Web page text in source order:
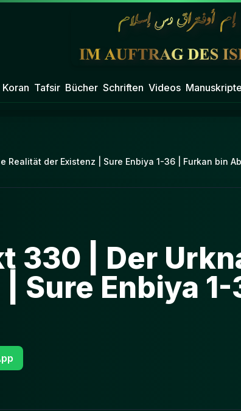
Koran Tafsir Bücher Schriften Videos Manuskripte
Realität der Existenz | Sure Enbiya 1-36 | Furkan bin
330 | Der
Sure Enbiya